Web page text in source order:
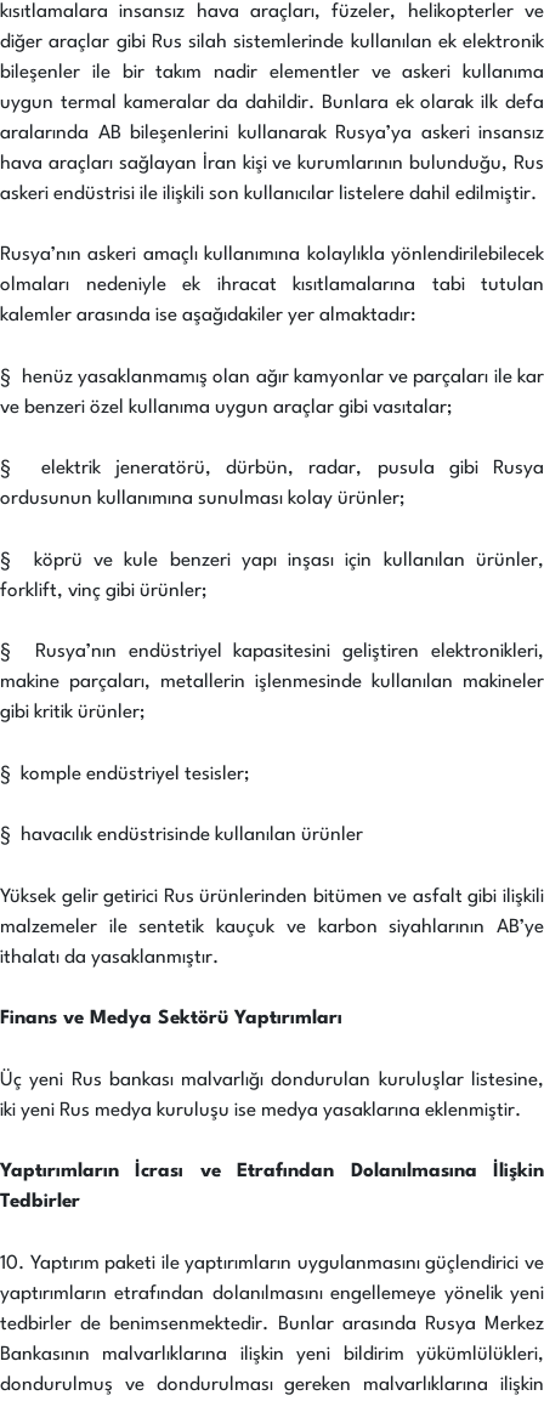
kısıtlamalara insansız hava araçları, füzeler, helikopterler ve
diğer araçlar gibi Rus silah sistemlerinde kullanılan ek elektronik
bileşenler ile bir takım nadir elementler ve askeri kullanıma
uygun termal kameralar da dahildir. Bunlara ek olarak ilk defa
aralarında AB bileşenlerini kullanarak Rusya’ya askeri insansız
hava araçları sağlayan İran kişi ve kurumlarının bulunduğu, Rus
askeri endüstrisi ile ilişkili son kullanıcılar listelere dahil edilmiştir.
Rusya’nın askeri amaçlı kullanımına kolaylıkla yönlendirilebilecek
olmaları nedeniyle ek ihracat kısıtlamalarına tabi tutulan
kalemler arasında ise aşağıdakiler yer almaktadır:
§ henüz yasaklanmamış olan ağır kamyonlar ve parçaları ile kar
ve benzeri özel kullanıma uygun araçlar gibi vasıtalar;
§ elektrik jeneratörü, dürbün, radar, pusula gibi Rusya
ordusunun kullanımına sunulması kolay ürünler;
§ köprü ve kule benzeri yapı inşası için kullanılan ürünler,
forklift, vinç gibi ürünler;
§ Rusya’nın endüstriyel kapasitesini geliştiren elektronikleri,
makine parçaları, metallerin işlenmesinde kullanılan makineler
gibi kritik ürünler;
§ komple endüstriyel tesisler;
§ havacılık endüstrisinde kullanılan ürünler
Yüksek gelir getirici Rus ürünlerinden bitümen ve asfalt gibi ilişkili
malzemeler ile sentetik kauçuk ve karbon siyahlarının AB’ye
ithalatı da yasaklanmıştır.
Finans ve Medya Sektörü Yaptırımları
Üç yeni Rus bankası malvarlığı dondurulan kuruluşlar listesine,
iki yeni Rus medya kuruluşu ise medya yasaklarına eklenmiştir.
Yaptırımların İcrası ve Etrafından Dolanılmasına İlişkin
Tedbirler
10. Yaptırım paketi ile yaptırımların uygulanmasını güçlendirici ve
yaptırımların etrafından dolanılmasını engellemeye yönelik yeni
tedbirler de benimsenmektedir. Bunlar arasında Rusya Merkez
Bankasının malvarlıklarına ilişkin yeni bildirim yükümlülükleri,
dondurulmuş ve dondurulması gereken malvarlıklarına ilişkin